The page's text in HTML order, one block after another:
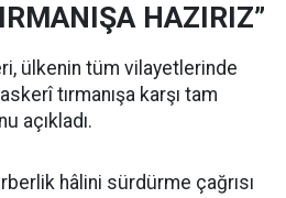
HAZIRIZ”
ülkenin tüm vilayetlerinde
tırmanışa karşı tam
açıkladı.
hâlini sürdürme çağrısı